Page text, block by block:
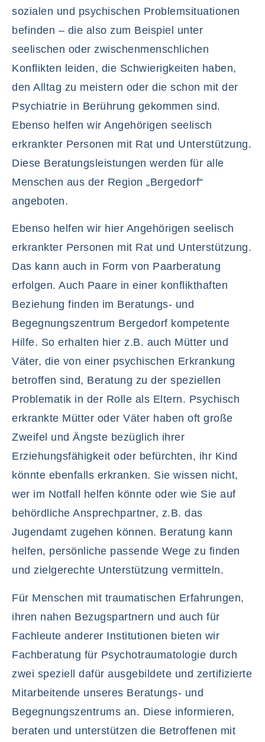
sozialen und psychischen Problemsituationen
befinden – die also zum Beispiel unter
seelischen oder zwischenmenschlichen
Konflikten leiden, die Schwierigkeiten haben,
den Alltag zu meistern oder die schon mit der
Psychiatrie in Berührung gekommen sind.
Ebenso helfen wir Angehörigen seelisch
erkrankter Personen mit Rat und Unterstützung.
Diese Beratungsleistungen werden für alle
Menschen aus der Region „Bergedorf“
angeboten.
Ebenso helfen wir hier Angehörigen seelisch
erkrankter Personen mit Rat und Unterstützung.
Das kann auch in Form von Paarberatung
erfolgen. Auch Paare in einer konflikthaften
Beziehung finden im Beratungs- und
Begegnungszentrum Bergedorf kompetente
Hilfe. So erhalten hier z.B. auch Mütter und
Väter, die von einer psychischen Erkrankung
betroffen sind, Beratung zu der speziellen
Problematik in der Rolle als Eltern. Psychisch
erkrankte Mütter oder Väter haben oft große
Zweifel und Ängste bezüglich ihrer
Erziehungsfähigkeit oder befürchten, ihr Kind
könnte ebenfalls erkranken. Sie wissen nicht,
wer im Notfall helfen könnte oder wie Sie auf
behördliche Ansprechpartner, z.B. das
Jugendamt zugehen können. Beratung kann
helfen, persönliche passende Wege zu finden
und zielgerechte Unterstützung vermitteln.
Für Menschen mit traumatischen Erfahrungen,
ihren nahen Bezugspartnern und auch für
Fachleute anderer Institutionen bieten wir
Fachberatung für Psychotraumatologie durch
zwei speziell dafür ausgebildete und zertifizierte
Mitarbeitende unseres Beratungs- und
Begegnungszentrums an. Diese informieren,
beraten und unterstützen die Betroffenen mit